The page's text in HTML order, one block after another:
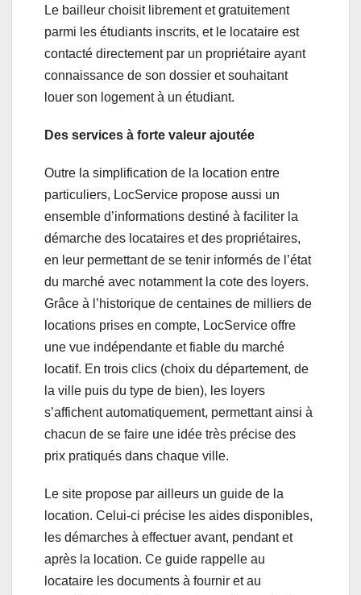
Le bailleur choisit librement et gratuitement
parmi les étudiants inscrits, et le locataire est
contacté directement par un propriétaire ayant
connaissance de son dossier et souhaitant
louer son logement à un étudiant.
Des services à forte valeur ajoutée
Outre la simplification de la location entre
particuliers, LocService propose aussi un
ensemble d’informations destiné à faciliter la
démarche des locataires et des propriétaires,
en leur permettant de se tenir informés de l’état
du marché avec notamment la cote des loyers.
Grâce à l’historique de centaines de milliers de
locations prises en compte, LocService offre
une vue indépendante et fiable du marché
locatif. En trois clics (choix du département, de
la ville puis du type de bien), les loyers
s’affichent automatiquement, permettant ainsi à
chacun de se faire une idée très précise des
prix pratiqués dans chaque ville.
Le site propose par ailleurs un guide de la
location. Celui-ci précise les aides disponibles,
les démarches à effectuer avant, pendant et
après la location. Ce guide rappelle au
locataire les documents à fournir et au